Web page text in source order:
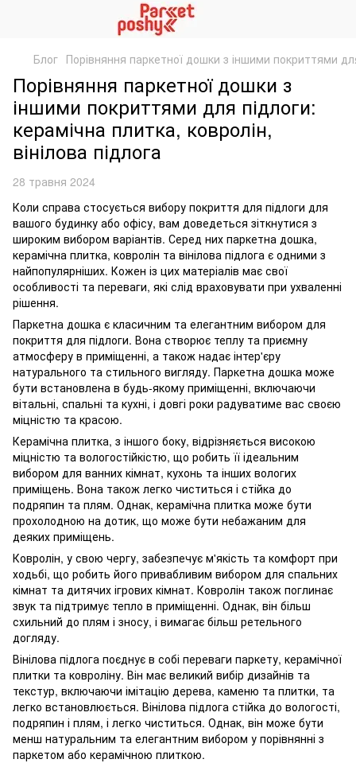
Блог Порівняння паркетної дошки з іншими покриттями
Порівняння паркетної дошки з
іншими покриттями для підлоги:
керамічна плитка, ковролін,
вінілова підлога
28 травня 2024
Коли справа стосується вибору покриття для підлоги для
вашого будинку або офісу, вам доведеться зіткнутися з
широким вибором варіантів. Серед них паркетна дошка,
керамічна плитка, ковролін та вінілова підлога є одними з
найпопулярніших. Кожен із цих матеріалів має свої
особливості та переваги, які слід враховувати при ухваленні
рішення.
Паркетна дошка є класичним та елегантним вибором для
покриття для підлоги. Вона створює теплу та приємну
атмосферу в приміщенні, а також надає інтер'єру
натурального та стильного вигляду. Паркетна дошка може
бути встановлена ​​в будь-якому приміщенні, включаючи
вітальні, спальні та кухні, і довгі роки радуватиме вас своєю
міцністю та красою.
Керамічна плитка, з іншого боку, відрізняється високою
міцністю та вологостійкістю, що робить її ідеальним
вибором для ванних кімнат, кухонь та інших вологих
приміщень. Вона також легко чиститься і стійка до
подряпин та плям. Однак, керамічна плитка може бути
прохолодною на дотик, що може бути небажаним для
деяких приміщень.
Ковролін, у свою чергу, забезпечує м'якість та комфорт при
ходьбі, що робить його привабливим вибором для спальних
кімнат та дитячих ігрових кімнат. Ковролін також поглинає
звук та підтримує тепло в приміщенні. Однак, він більш
схильний до плям і зносу, і вимагає більш ретельного
догляду.
Вінілова підлога поєднує в собі переваги паркету, керамічної
плитки та ковроліну. Він має великий вибір дизайнів та
текстур, включаючи імітацію дерева, каменю та плитки, та
легко встановлюється. Вінілова підлога стійка до вологості,
подряпин і плям, і легко чиститься. Однак, він може бути
менш натуральним та елегантним вибором у порівнянні з
паркетом або керамічною плиткою.